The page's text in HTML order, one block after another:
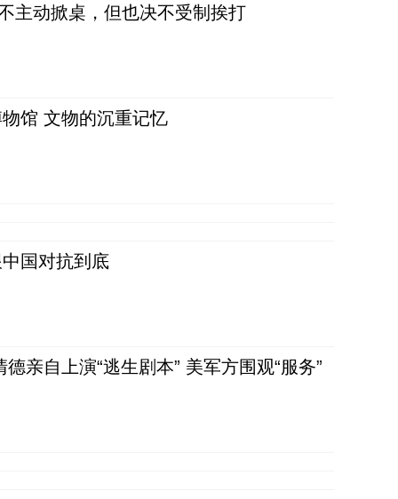
主动掀桌，但也决不受制挨打
馆 文物的沉重记忆
国对抗到底
亲自上演“逃生剧本” 美军方围观“服务”